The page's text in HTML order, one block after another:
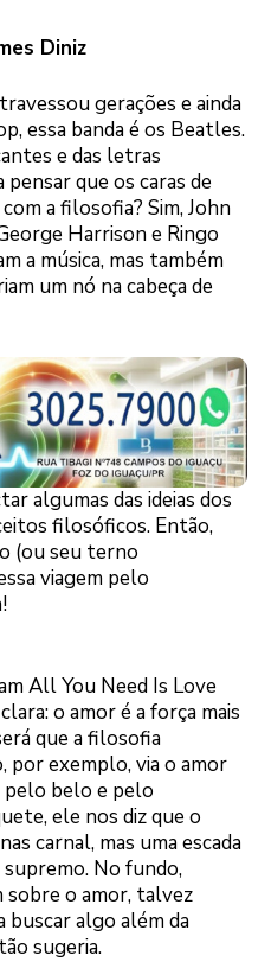
Diniz
gerações e ainda
essa banda é os Beatles.
e das letras
pensar que os caras de
a filosofia? Sim, John
Harrison e Ringo
a música, mas também
um nó na cabeça de
algumas das ideias dos
filosóficos. Então,
(ou seu terno
viagem pelo
All You Need Is Love
o amor é a força mais
que a filosofia
por exemplo, via o amor
pelo belo e pelo
ele nos diz que o
carnal, mas uma escada
No fundo,
sobre o amor, talvez
buscar algo além da
sugeria.